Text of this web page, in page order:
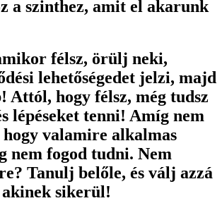
a szinthez, amit el akarunk
félsz, örülj neki,
lehetőségedet jelzi, majd
Attól, hogy félsz, még tudsz
lépéseket tenni! Amíg nem
valamire alkalmas
nem fogod tudni. Nem
Tanulj belőle, és válj azzá
sikerül!